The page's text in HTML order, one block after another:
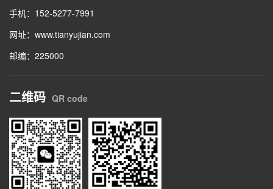
手机：152-5277-7991
网址：www.tianyujian.com
邮编：225000
二维码 QR code